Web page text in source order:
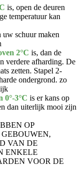
is, open de deuren
temperatuur kan
schuur maken
2°C is, dan de
verdere afharding. De
zetten. Stapel 2-
ondergrond. zo
0°-3°C is er kans op
dan uiterlijk mooi zijn
OP
VAN DE
ENKELE
VOOR DE